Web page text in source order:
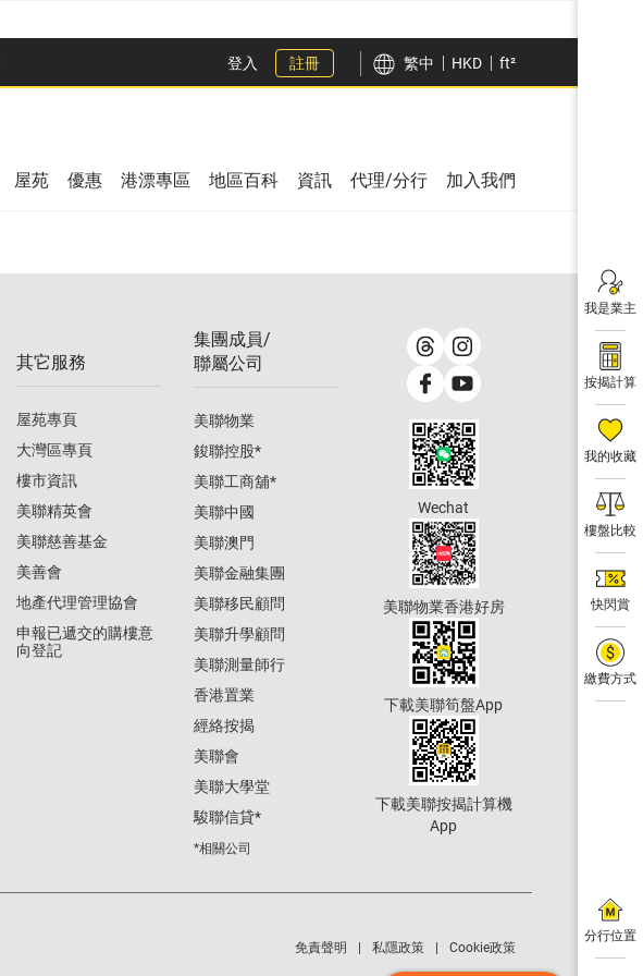
登入 註冊 繁中 HKD ft²
我是業主
按揭計算
我的收藏
樓盤比較
快閃賞
繳費方式
分行位置
屋苑 優惠 港漂專區 地區百科 資訊 代理/分行 加入我們
其它服務
屋苑專頁
大灣區專頁
樓市資訊
美聯精英會
美聯慈善基金
美善會
地產代理管理協會
申報已遞交的購樓意
向登記
集團成員/
聯屬公司
美聯物業
鋑聯控股*
美聯工商舖*
美聯中國
美聯澳門
美聯金融集團
美聯移民顧問
美聯升學顧問
美聯測量師行
香港置業
經絡按揭
美聯會
美聯大學堂
駿聯信貸*
*相關公司
Wechat
美聯物業香港好房
下載美聯筍盤App
下載美聯按揭計算機
App
免責聲明 私隱政策 Cookie政策